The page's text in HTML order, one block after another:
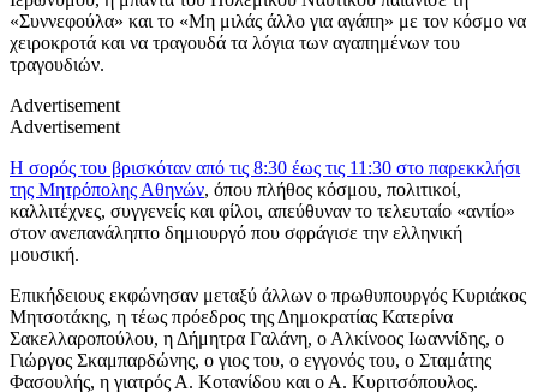
«Συννεφούλα» και το «Μη μιλάς άλλο για αγάπη» με τον κόσμο να
χειροκροτά και να τραγουδά τα λόγια των αγαπημένων του
τραγουδιών.
Advertisement
Advertisement
Η σορός του βρισκόταν από τις 8:30 έως τις 11:30 στο παρεκκλήσι
της Μητρόπολης Αθηνών, όπου πλήθος κόσμου, πολιτικοί,
καλλιτέχνες, συγγενείς και φίλοι, απεύθυναν το τελευταίο «αντίο»
στον ανεπανάληπτο δημιουργό που σφράγισε την ελληνική
μουσική.
Επικήδειους εκφώνησαν μεταξύ άλλων ο πρωθυπουργός Κυριάκος
Μητσοτάκης, η τέως πρόεδρος της Δημοκρατίας Κατερίνα
Σακελλαροπούλου, η Δήμητρα Γαλάνη, ο Αλκίνοος Ιωαννίδης, ο
Γιώργος Σκαμπαρδώνης, ο γιος του, ο εγγονός του, ο Σταμάτης
Φασουλής, η γιατρός Α. Κοτανίδου και ο Α. Κυριτσόπουλος.